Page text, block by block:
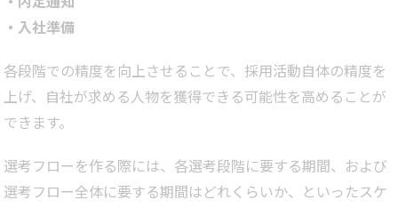
・入社準備
各段階での精度を向上させることで、採用活動自体の精度を
上げ、自社が求める人物を獲得できる可能性を高めることが
できます。
選考フローを作る際には、各選考段階に要する期間、および
選考フロー全体に要する期間はどれくらいか、といったスケ